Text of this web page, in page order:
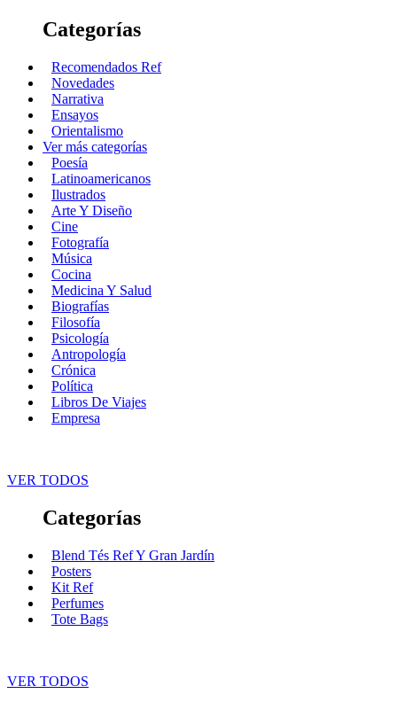
Categorías
Recomendados Ref
Novedades
Narrativa
Ensayos
Orientalismo
Ver más categorías
Poesía
Latinoamericanos
Ilustrados
Arte Y Diseño
Cine
Fotografía
Música
Cocina
Medicina Y Salud
Biografías
Filosofía
Psicología
Antropología
Crónica
Política
Libros De Viajes
Empresa
VER TODOS
Categorías
Blend Tés Ref Y Gran Jardín
Posters
Kit Ref
Perfumes
Tote Bags
VER TODOS